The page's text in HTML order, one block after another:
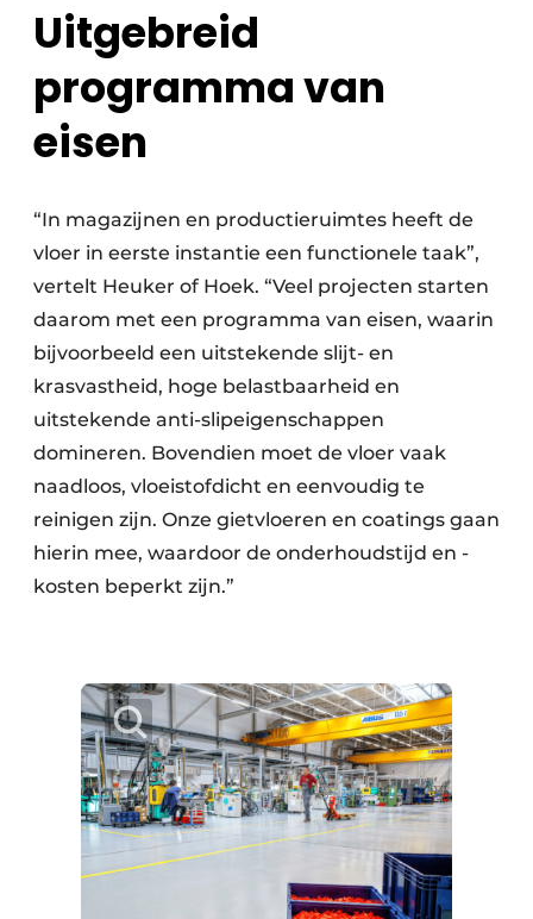
Uitgebreid
programma van
eisen
“In magazijnen en productieruimtes heeft de
vloer in eerste instantie een functionele taak”,
vertelt Heuker of Hoek. “Veel projecten starten
daarom met een programma van eisen, waarin
bijvoorbeeld een uitstekende slijt- en
krasvastheid, hoge belastbaarheid en
uitstekende anti-slipeigenschappen
domineren. Bovendien moet de vloer vaak
naadloos, vloeistofdicht en eenvoudig te
reinigen zijn. Onze gietvloeren en coatings gaan
hierin mee, waardoor de onderhoudstijd en -
kosten beperkt zijn.”